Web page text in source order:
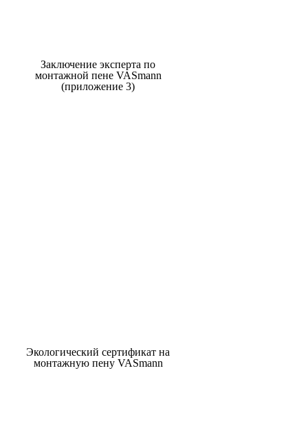
Заключение эксперта по
монтажной пене VASmann
(приложение 3)
Экологический сертификат на
монтажную пену VASmann